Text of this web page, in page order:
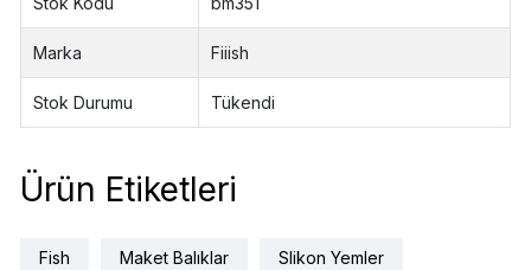
Marka Fiiish
Stok Durumu Tükendi
Ürün Etiketleri
Fish Maket Balıklar Slikon Yemler